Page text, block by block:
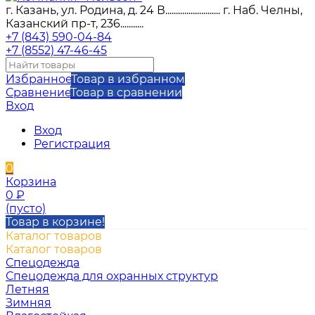
г. Казань, ул. Родина, д. 24 В.......................... г. Наб. Челны,
Казанский пр-т, 236...........
+7 (843) 590-04-84
+7 (8552) 47-46-45
ИзбранноеТовар в избранном
СравнениеТовар в сравнении
Вход
Вход
Регистрация
0
Корзина
0 ₽
(пусто)
Товар в корзине!
Каталог товаров
Каталог товаров
Спецодежда
Спецодежда для охранных структур
Летняя
Зимняя